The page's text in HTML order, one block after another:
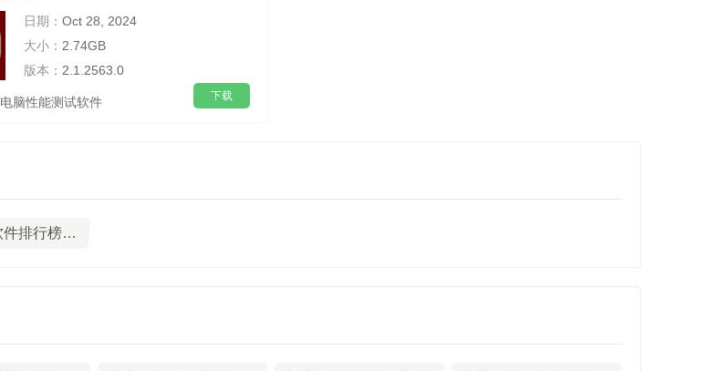
日期： Oct 28, 2024
大小： 2.74GB
版本： 2.1.2563.0
电脑性能测试软件 下载
显卡测试软件排行榜前10名下载